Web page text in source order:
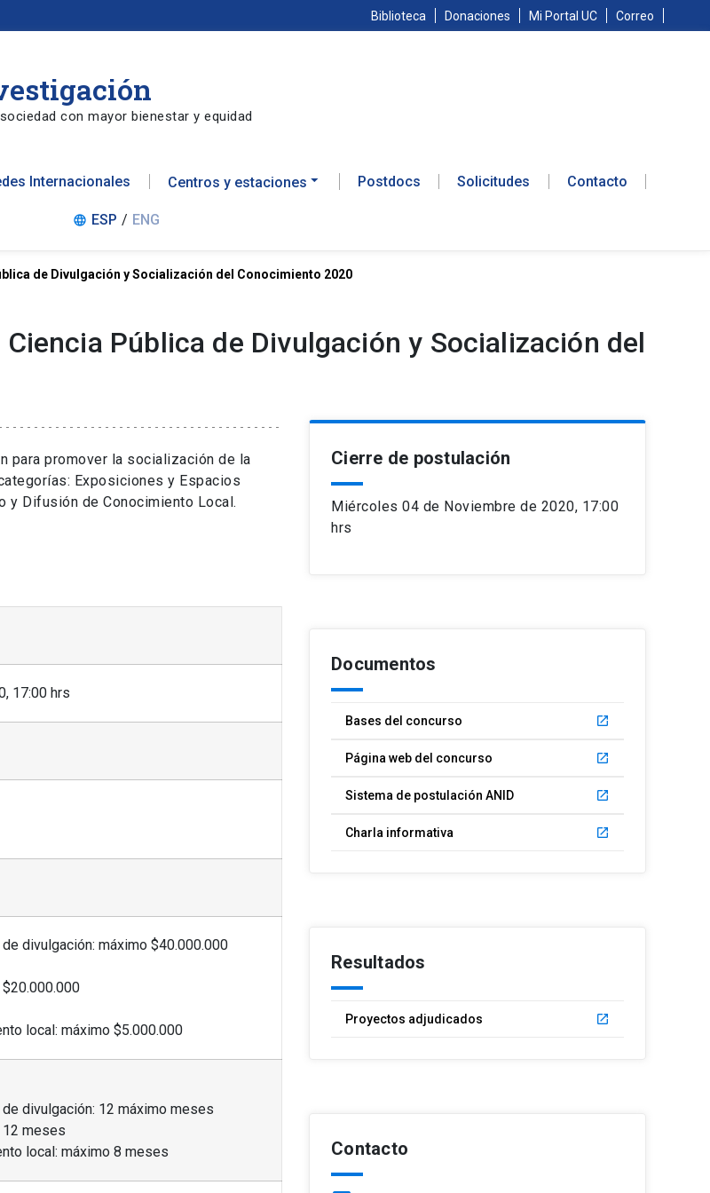
Biblioteca Donaciones Mi Portal UC Correo
con mayor bienestar y equidad
Internacionales Centros y estaciones Postdocs Solicitudes Contacto
language ESP / ENG
de Divulgación y Socialización del Conocimiento 2020
Pública de Divulgación y Socialización del
para promover la socialización de la
Exposiciones y Espacios
y Difusión de Conocimiento Local.
17:00 hrs
divulgación: máximo $40.000.000
local: máximo $5.000.000
divulgación: 12 máximo meses
12 meses
local: máximo 8 meses
Cierre de postulación
Miércoles 04 de Noviembre de 2020, 17:00
hrs
Documentos
Bases del concurso launch
Página web del concurso launch
Sistema de postulación ANID launch
Charla informativa launch
Resultados
Proyectos adjudicados launch
Contacto